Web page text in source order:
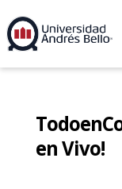
en Vivo!